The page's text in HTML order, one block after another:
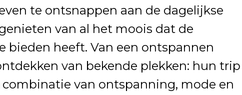
te ontsnappen aan de dagelijkse
van al het moois dat de
bieden heeft. Van een ontspannen
van bekende plekken: hun trip
combinatie van ontspanning, mode en